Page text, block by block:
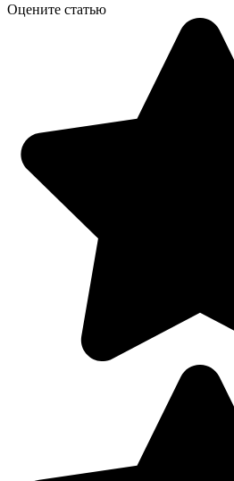
Оцените статью